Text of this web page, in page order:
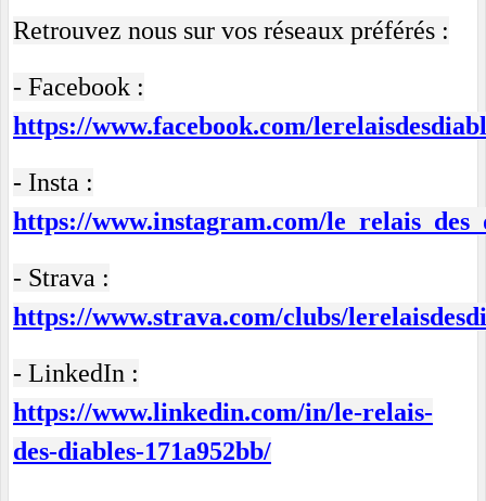
Retrouvez nous sur vos réseaux préférés :
- Facebook :
https://www.facebook.com/
- Insta :
https://www.instagram.com/
- Strava :
https://www.strava.com/clubs/
- LinkedIn :
https://www.linkedin.com/in/le-relais-
des-diables-171a952bb/